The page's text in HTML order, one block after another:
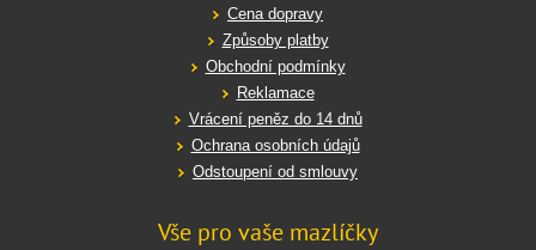
Cena dopravy
Způsoby platby
Obchodní podmínky
Reklamace
Vrácení peněz do 14 dnů
Ochrana osobních údajů
Odstoupení od smlouvy
Vše pro vaše mazlíčky